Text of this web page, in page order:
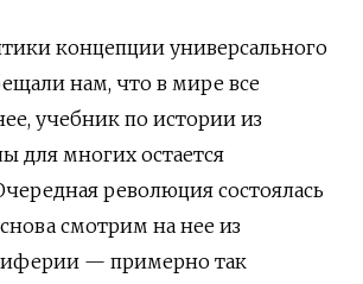
концепции универсального
нам,‌ что в мире все
учебник по истории из
для многих остается
революция состоялась
смотрим на нее из
— примерно так